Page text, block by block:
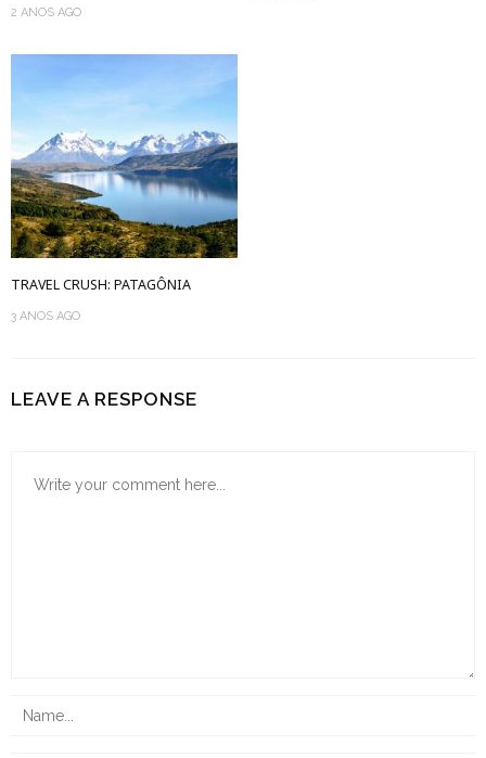
2 ANOS AGO
TRAVEL CRUSH: PATAGÔNIA
3 ANOS AGO
LEAVE A RESPONSE